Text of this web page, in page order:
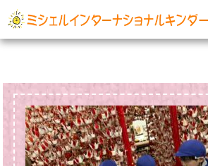
ーガーデン
TOP